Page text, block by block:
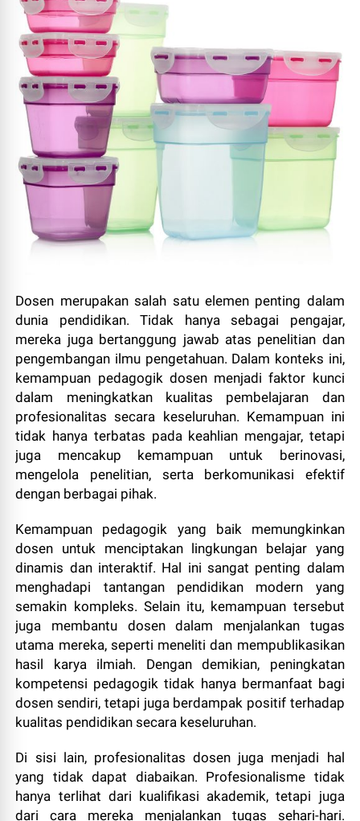
Dosen merupakan salah satu elemen penting dalam
dunia pendidikan. Tidak hanya sebagai pengajar,
mereka juga bertanggung jawab atas penelitian dan
pengembangan ilmu pengetahuan. Dalam konteks ini,
kemampuan pedagogik dosen menjadi faktor kunci
dalam meningkatkan kualitas pembelajaran dan
profesionalitas secara keseluruhan. Kemampuan ini
tidak hanya terbatas pada keahlian mengajar, tetapi
juga mencakup kemampuan untuk berinovasi,
mengelola penelitian, serta berkomunikasi efektif
dengan berbagai pihak.
Kemampuan pedagogik yang baik memungkinkan
dosen untuk menciptakan lingkungan belajar yang
dinamis dan interaktif. Hal ini sangat penting dalam
menghadapi tantangan pendidikan modern yang
semakin kompleks. Selain itu, kemampuan tersebut
juga membantu dosen dalam menjalankan tugas
utama mereka, seperti meneliti dan mempublikasikan
hasil karya ilmiah. Dengan demikian, peningkatan
kompetensi pedagogik tidak hanya bermanfaat bagi
dosen sendiri, tetapi juga berdampak positif terhadap
kualitas pendidikan secara keseluruhan.
Di sisi lain, profesionalitas dosen juga menjadi hal
yang tidak dapat diabaikan. Profesionalisme tidak
hanya terlihat dari kualifikasi akademik, tetapi juga
dari cara mereka menjalankan tugas sehari-hari.